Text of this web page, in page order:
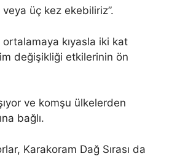
üç kez ekebiliriz”.
ortalamaya kıyasla iki kat
değişikliği etkilerinin ön
ve komşu ülkelerden
bağlı.
Karakoram Dağ Sırası da